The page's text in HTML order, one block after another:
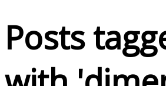
Posts